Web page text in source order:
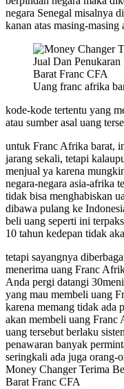
negara Senegal misalnya
kanan atas masing-masing
Uang franc afrika
kode-kode tertentu yang
atau sumber asal uang
untuk Franc Afrika barat,
jarang sekali, tetapi
menjual ya karena
negara-negara asia-afrika
tidak bisa menghabiskan
dibawa pulang ke
beli uang seperti ini
10 tahun kedepan tidak
tetapi sayangnya
menerima uang Franc
Anda pergi datangi
yang mau membeli uang
karena memang tidak ada
akan membeli uang
uang tersebut berlaku
penawaran banyak
seringkali ada juga orang-
Money Changer Terima
Barat Franc CFA